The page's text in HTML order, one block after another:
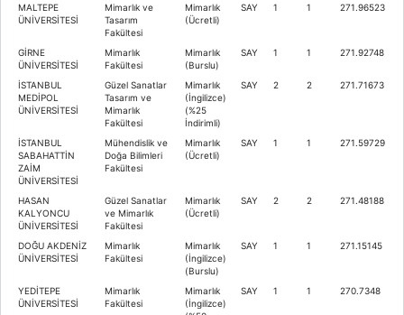
MALTEPE
ÜNİVERSİTESİ
Mimarlık ve
Tasarım
Fakültesi
Mimarlık
(Ücretli)
SAY 1 1 271.96523
GİRNE
ÜNİVERSİTESİ
Mimarlık
Fakültesi
Mimarlık
(Burslu)
SAY 1 1 271.92748
İSTANBUL
MEDİPOL
ÜNİVERSİTESİ
Güzel Sanatlar
Tasarım ve
Mimarlık
Fakültesi
Mimarlık
(İngilizce)
(%25
İndirimli)
SAY 2 2 271.71673
İSTANBUL
SABAHATTİN
ZAİM
ÜNİVERSİTESİ
Mühendislik ve
Doğa Bilimleri
Fakültesi
Mimarlık
(Ücretli)
SAY 1 1 271.59729
HASAN
KALYONCU
ÜNİVERSİTESİ
Güzel Sanatlar
ve Mimarlık
Fakültesi
Mimarlık
(Ücretli)
SAY 2 2 271.48188
DOĞU AKDENİZ
ÜNİVERSİTESİ
Mimarlık
Fakültesi
Mimarlık
(İngilizce)
(Burslu)
SAY 1 1 271.15145
YEDİTEPE
ÜNİVERSİTESİ
Mimarlık
Fakültesi
Mimarlık
(İngilizce)
SAY 1 1 270.7348